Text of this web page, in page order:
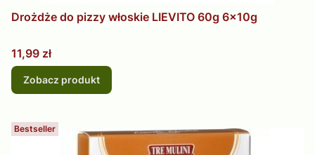
Drożdże do pizzy włoskie LIEVITO 60g 6x10g
Cena
11,99 zł
Zobacz produkt
Bestseller